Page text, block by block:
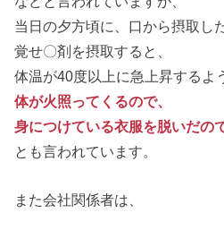
当日の夕方頃に、口から摂取し
覚せ〇剤を摂取すると、
体温が40度以上に急上昇するよ
体が火照ってくるので、
身につけている衣服を脱いだの
とも言われています。
また会社関係者は、